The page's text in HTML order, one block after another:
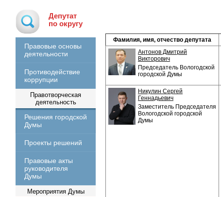
Депутат
по округу
Правовые основы
деятельности
Противодействие
коррупции
Правотворческая
деятельность
Решения городской
Думы
Проекты решений
Правовые акты
руководителя
Думы
Мероприятия Думы
Фамилия, имя, отчество депутата
Антонов Дмитрий
Викторович
Председатель Вологодской
городской Думы
Никулин Сергей
Геннадьевич
Заместитель Председателя
Вологодской городской
Думы